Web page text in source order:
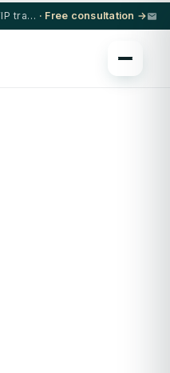
5★ hotel + VIP transfer on select procedures · Free consultation →